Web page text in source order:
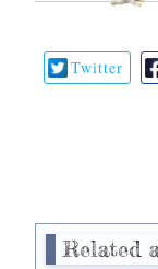
Twitter
Related